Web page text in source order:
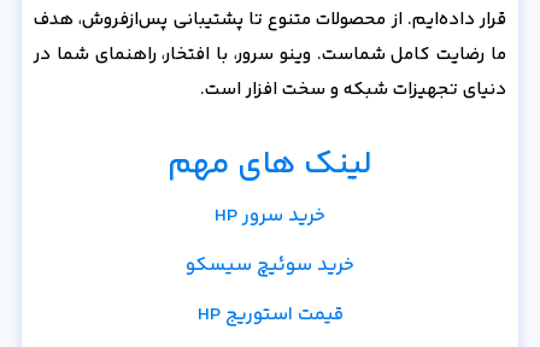
قرار داده‌ایم. از محصولات متنوع تا پشتیبانی پس‌از‌فروش، هدف
ما رضایت کامل شماست. وینو سرور، با افتخار، راهنمای شما در
دنیای تجهیزات شبکه و سخت افزار است.
لینک های مهم
خرید سرور HP
خرید سوئیچ سیسکو
قیمت استوریج HP